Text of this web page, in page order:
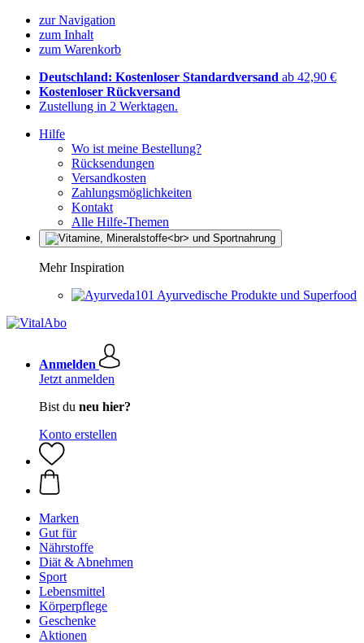
zur Navigation
zum Inhalt
zum Warenkorb
Deutschland: Kostenloser Standardversand ab 42,90 €
Kostenloser Rückversand
Zustellung in 2 Werktagen.
Hilfe
Wo ist meine Bestellung?
Rücksendungen
Versandkosten
Zahlungsmöglichkeiten
Kontakt
Alle Hilfe-Themen
Mehr Inspiration
Ayurvedische Produkte und Superfood
Anmelden
Jetzt anmelden
Bist du neu hier?
Konto erstellen
Marken
Gut für
Nährstoffe
Diät & Abnehmen
Sport
Lebensmittel
Körperpflege
Geschenke
Aktionen